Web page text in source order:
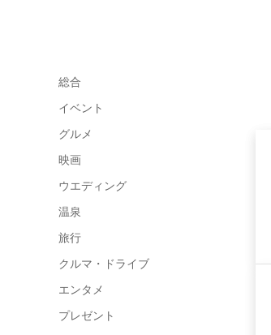
総合
イベント
グルメ
映画
ウエディング
温泉
旅行
クルマ・ドライブ
エンタメ
プレゼント